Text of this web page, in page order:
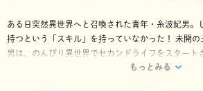
ある日突然異世界へと召喚された青年・糸波紀男。
持つという「スキル」を持っていなかった！ 未開
男は、のんびり異世界でセカンドライフをスタート
る。すると「スキル無し」と断定されていたにもか
もっとみる